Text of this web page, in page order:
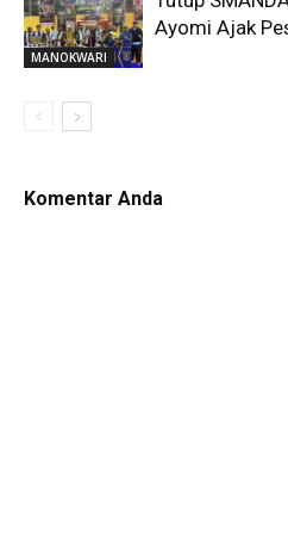
MANOKWARI
Ayomi Ajak
Komentar Anda